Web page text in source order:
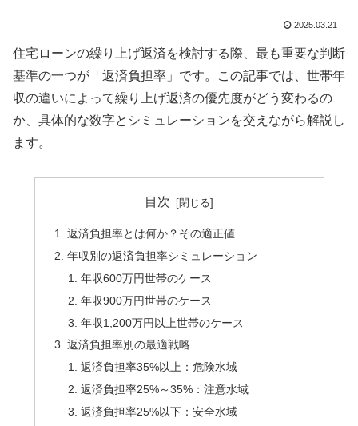
2025.03.21
住宅ローンの繰り上げ返済を検討する際、最も重要な判断
基準の一つが「返済負担率」です。この記事では、世帯年
収の違いによって繰り上げ返済の優先度がどう変わるの
か、具体的な数字とシミュレーションを交えながら解説し
ます。
目次
返済負担率とは何か？その適正値
年収別の返済負担率シミュレーション
年収600万円世帯のケース
年収900万円世帯のケース
年収1,200万円以上世帯のケース
返済負担率別の最適戦略
返済負担率35%以上：危険水域
返済負担率25%～35%：注意水域
返済負担率25%以下：安全水域